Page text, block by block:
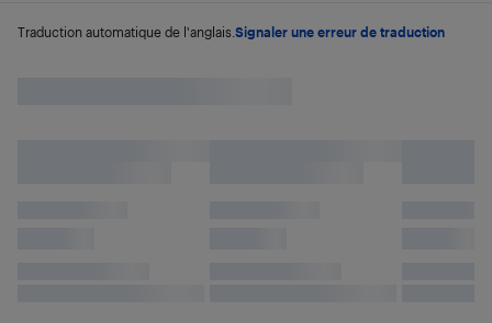
Traduction automatique de l'anglais. Signaler une erreur de traduction